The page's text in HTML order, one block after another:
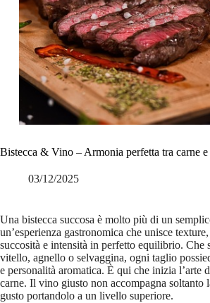
Bistecca & Vino – Armonia perfetta tra carne
03/12/2025
Una bistecca succosa è molto più di un
un’esperienza gastronomica che unisce
succosità e intensità in perfetto equilibrio. Che
vitello, agnello o selvaggina, ogni taglio
e personalità aromatica. È qui che inizia l’arte
carne. Il vino giusto non accompagna soltanto
gusto portandolo a un livello superiore.